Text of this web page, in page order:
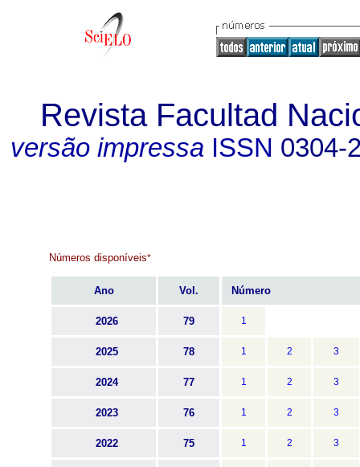
Revista Facultad
versão impressa ISSN 0304-
Números disponíveis*
Ano Vol. Número
2026 79 1
2025 78 1 2 3
2024 77 1 2 3
2023 76 1 2 3
2022 75 1 2 3